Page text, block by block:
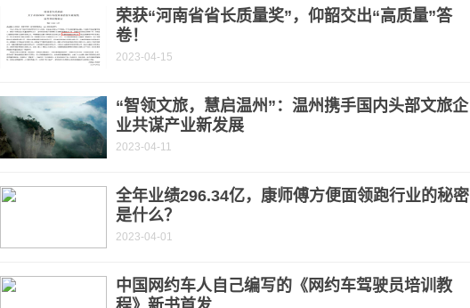
荣获“河南省省长质量奖”，仰韶交出“高质量”答
卷！
2023-04-15
“智领文旅，慧启温州”：温州携手国内头部文旅企
业共谋产业新发展
2023-04-11
全年业绩296.34亿，康师傅方便面领跑行业的秘密
是什么？
2023-04-01
中国网约车人自己编写的《网约车驾驶员培训教